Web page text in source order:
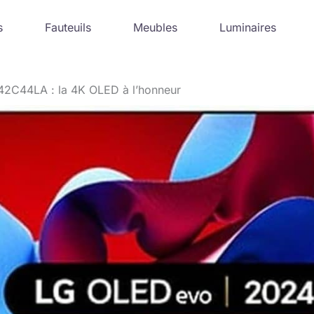
Fauteuils Meubles Luminaires
: la 4K OLED à l’honneur